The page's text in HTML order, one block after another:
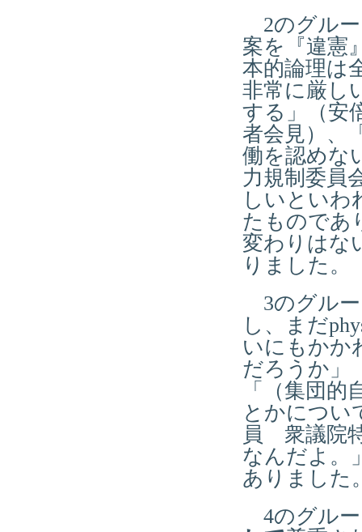
2のグルー
案を『違憲
本的論理は
非常に厳し
する」（安
者会見）、
働を認めな
力規制委員
しいといわ
たものであ
変わりはな
りました。
3のグルー
し、まだ
いにもかか
だろうか」
「（集団
とかについ
員 衆議院
なんだよ。
ありました
4のグル